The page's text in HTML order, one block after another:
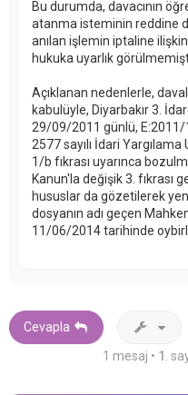
Bu durumda, davacının
atanma isteminin reddine
anılan işlemin iptaline
hukuka uyarlık
Açıklanan nedenlerle,
kabulüyle, Diyarbakır 3.
29/09/2011 günlü, E:2011/
2577 sayılı İdari
1/b fıkrası uyarınca
Kanun'la değişik 3. fıkrası
hususlar da gözetilerek
dosyanın adı geçen
11/06/2014 tarihinde
Cevapla
1 mesaj • 1 .